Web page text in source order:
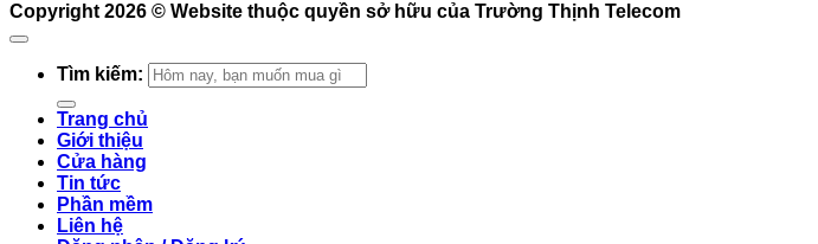
Copyright 2026 © Website thuộc quyền sở hữu của Trường Thịnh Telecom
Tìm kiếm:
Trang chủ
Giới thiệu
Cửa hàng
Tin tức
Phần mềm
Liên hệ